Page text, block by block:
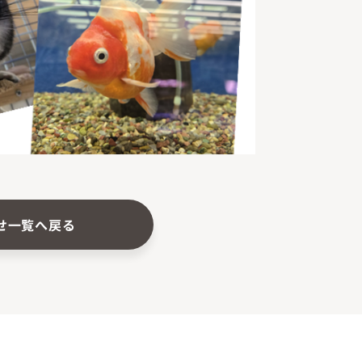
一覧へ戻る